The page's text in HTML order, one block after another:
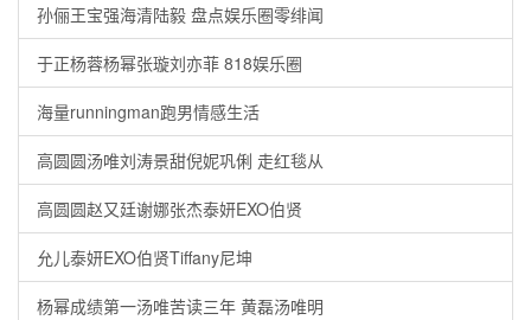
孙俪王宝强海清陆毅 盘点娱乐圈零绯闻
于正杨蓉杨幂张璇刘亦菲 818娱乐圈
海量runningman跑男情感生活
高圆圆汤唯刘涛景甜倪妮巩俐 走红毯从
高圆圆赵又廷谢娜张杰泰妍EXO伯贤
允儿泰妍EXO伯贤Tiffany尼坤
杨幂成绩第一汤唯苦读三年 黄磊汤唯明